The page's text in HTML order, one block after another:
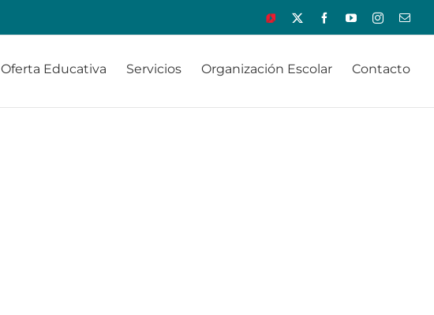
Educamos FacebookYouTubeInstagram
Oferta Educativa Servicios Organización Escolar Contacto